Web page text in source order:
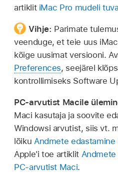
artiklit iMac Pro mudeli
Vihje: Parimate
veenduge, et teie uus
kõige uusimat versiooni.
Preferences, seejärel
kontrollimiseks Software
PC-arvutist Macile
Maci kasutaja ja soovite
Windowsi arvutist, siis vt.
lõiku Andmete
Apple'i toe artiklit
PC-arvutist Maci.